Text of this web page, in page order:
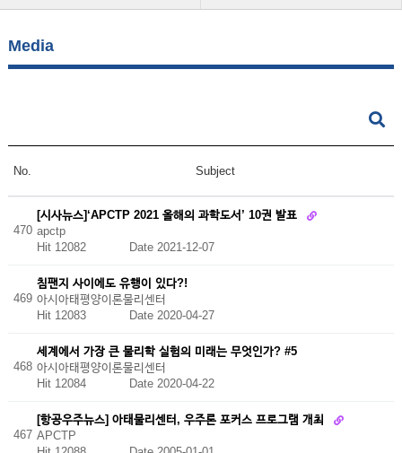
Media
No. Subject
470
[시사뉴스]‘APCTP 2021 올해의 과학도서’ 10권 발표
apctp
Hit 12082
Date 2021-12-07
469
침팬지 사이에도 유행이 있다?!
아시아태평양이론물리센터
Hit 12083 Date 2020-04-27
468
세계에서 가장 큰 물리학 실험의 미래는 무엇인가? #5
아시아태평양이론물리센터
Hit 12084 Date 2020-04-22
467
[항공우주뉴스] 아태물리센터, 우주론 포커스 프로그램 개최
APCTP